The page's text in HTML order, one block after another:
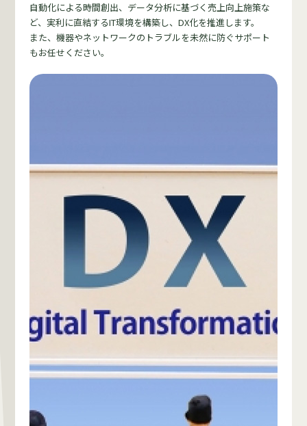
自動化による時間創出、データ分析に基づく売上向上施策な
ど、実利に直結するIT環境を構築し、DX化を推進します。
また、機器やネットワークのトラブルを未然に防ぐサポート
もお任せください。